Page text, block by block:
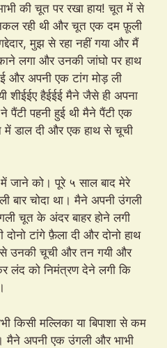
की चूत पर रखा हाय! चूत में से
रही थी और चूत एक दम फ़ूली
मुझ से रहा नहीं गया और मैं
लगा और उनकी जांघो पर हाथ
और अपनी एक टांग मोड़ ली
हैईईई मैने जैसे ही अपना
पैंटी पहनी हुई थी मैने पैंटी एक
डाल दी और एक हाथ से चूची
जाने को। पूरे ५ साल बाद मेरे
बार चोदा था। मैने अपनी उंगली
चूत के अंदर बाहर होने लगी
टांगे फ़ैला दी और दोनो हाथ
उनकी चूची और तन गयी और
लंद को निमंत्रण देने लगी कि
किसी मल्लिका या बिपाशा से कम
मैने अपनी एक उंगली और भाभी